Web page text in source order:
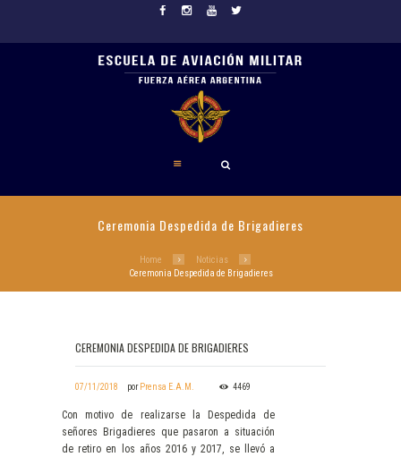
Ceremonia Despedida de Brigadieres
Home
Noticias
Ceremonia Despedida de Brigadieres
CEREMONIA DESPEDIDA DE BRIGADIERES
07/11/2018 porPrensa E.A.M. 4469
Con motivo de realizarse la Despedida de
señores Brigadieres que pasaron a situación
de retiro en los años 2016 y 2017, se llevó a